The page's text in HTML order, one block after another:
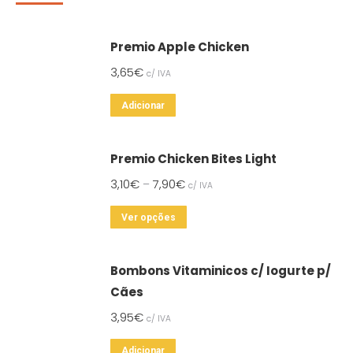
Premio Apple Chicken
3,65€ c/ IVA
Adicionar
Premio Chicken Bites Light
3,10€ – 7,90€ c/ IVA
Ver opções
multiple
Bombons Vitaminicos c/ Iogurte p/
Cães
3,95€ c/ IVA
Adicionar